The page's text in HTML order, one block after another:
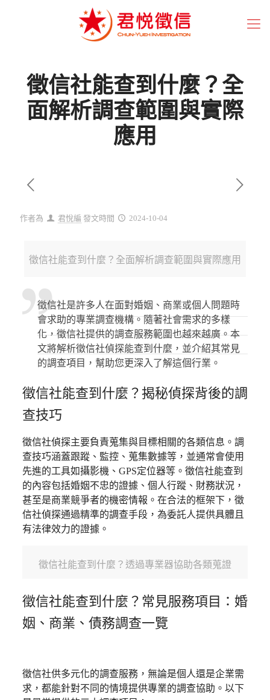
徵信社能查到什麼？全
面解析調查範圍與實際
應用
作者為 君悅編 發文時間 2024-10-04
徵信社能查到什麼？全面解析調查範圍與實際應用
徵信社是許多人在面對婚姻、商業或個人問題時
會求助的專業調查機構。隨著社會需求的多樣
化，徵信社提供的調查服務範圍也越來越廣。本
文將解析徵信社偵探能查到什麼，並介紹其常見
的調查項目，幫助您更深入了解這個行業。
徵信社能查到什麼？揭秘偵探背後的調
查技巧
徵信社偵探主要負責蒐集與目標相關的各類信息。調
查技巧涵蓋跟蹤、監控、蒐集數據等，並通常會使用
先進的工具如攝影機、GPS定位器等。徵信社能查到
的內容包括婚姻不忠的證據、個人行蹤、財務狀況，
甚至是商業競爭者的機密情報。在合法的框架下，徵
信社偵探通過精準的調查手段，為委託人提供具體且
有法律效力的證據。
徵信社能查到什麼？透過專業器協助各類蒐證
徵信社能查到什麼 ？常見服務項目：婚
姻、商業、債務調查一覽
徵信社供多元化的調查服務，無論是個人還是企業需
求，都能針對不同的情境提供專業的調查協助。以下